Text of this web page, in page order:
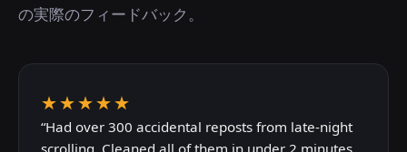
の実際のフィードバック。
★★★★★
“Had over 300 accidental reposts from late-night
scrolling. Cleaned all of them in under 2 minutes.